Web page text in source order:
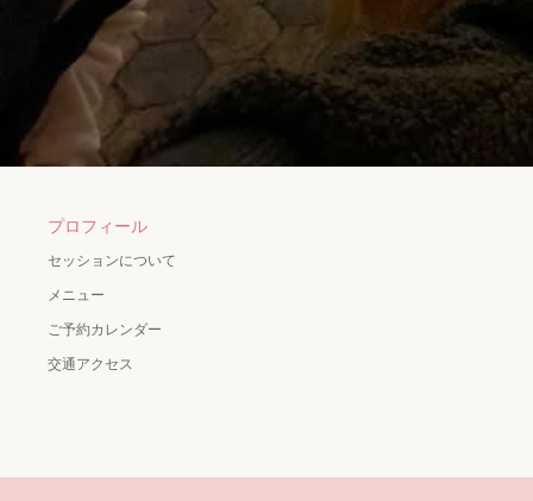
プロフィール
セッションについて
メニュー
ご予約カレンダー
交通アクセス